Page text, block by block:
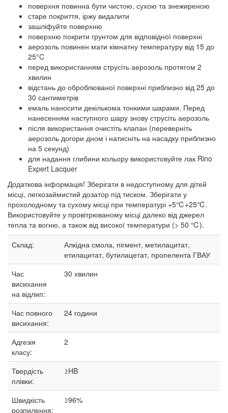
поверхня повинна бути чистою, сухою та знежиреною
старе покриття, іржу видалити
зашліфуйте поверхню
поверхню покрити грунтом для відповідної поверхні
аерозоль повинен мати кімнатну температуру від 15 до
25°C
перед використанням струсіть аерозоль протягом 2
хвилин
відстань до оброблюваної поверхні приблизно від 25 до
30 сантиметрів
емаль наносити декількома тонкими шарами. Перед
нанесенням наступного шару знову струсіть аерозоль
після використання очистіть клапан (переверніть
аерозоль догори дном і натисніть на насадку приблизно
на 5 секунд)
для надання глибини кольору використовуйте лак Rino
Expert Lacquer
Додаткова інформація! Зберігати в недоступному для дітей
місці, легкозаймистий дозатор під тиском. Зберігати у
прохолодному та сухому місці при температурі +5℃+25℃.
Використовуйте у провітрюваному місці далеко від джерел
тепла та вогню, а також від високої температури (> 50 ℃).
Склад:
Алкідна смола, пігмент, метилацитат,
етилацитат, бутилацетат, пропелента ГВАУ
Час
висихання
на відлип:
30 хвилин
Час повного
висихання:
24 години
Адгезія
класу:
2
Твердість
плівки:
≥HB
Швидкість
розпилення:
≥96%